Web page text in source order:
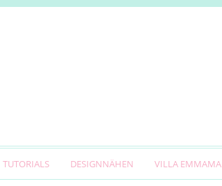
TUTORIALS DESIGNNÄHEN VILLA EMMAMA